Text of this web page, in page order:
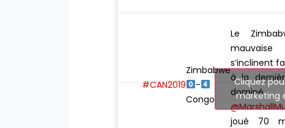
#CAN2019
Zimbabwe
-
Congo
Le
s’inclinent
à la
joué 70
Cliquez
marketing